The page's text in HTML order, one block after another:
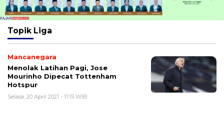
Topik Liga
Mancanegara
Menolak Latihan Pagi, Jose
Mourinho Dipecat Tottenham
Hotspur
Selasa, 20 April 2021 - 11:15 WIB